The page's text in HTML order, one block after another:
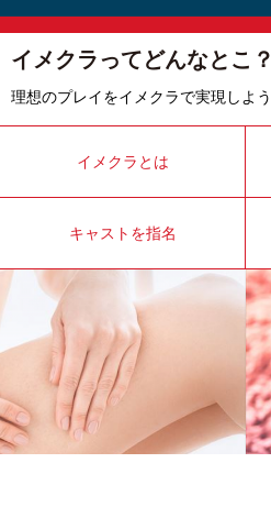
イメクラってどんなとこ？
理想のプレイをイメクラで実現しよう
イメクラとは
キャストを指名